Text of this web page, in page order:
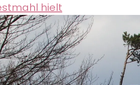
hielt